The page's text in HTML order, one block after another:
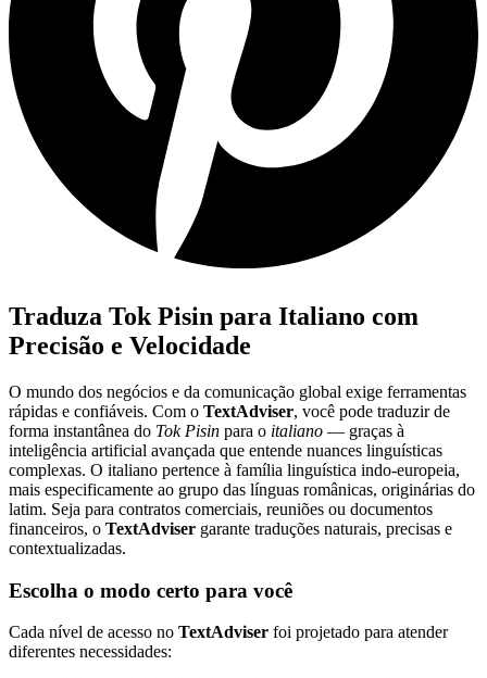
Traduza Tok Pisin para Italiano com
Precisão e Velocidade
O mundo dos negócios e da comunicação global exige ferramentas
rápidas e confiáveis. Com o TextAdviser, você pode traduzir de
forma instantânea do Tok Pisin para o italiano — graças à
inteligência artificial avançada que entende nuances linguísticas
complexas. O italiano pertence à família linguística indo-europeia,
mais especificamente ao grupo das línguas românicas, originárias do
latim. Seja para contratos comerciais, reuniões ou documentos
financeiros, o TextAdviser garante traduções naturais, precisas e
contextualizadas.
Escolha o modo certo para você
Cada nível de acesso no TextAdviser foi projetado para atender
diferentes necessidades: